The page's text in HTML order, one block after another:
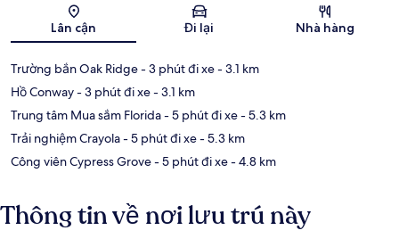
Bản đồ
Lân cận Đi lại Nhà hàng
Trường bắn Oak Ridge- 3 phút đi xe- 3.1 km
Hồ Conway- 3 phút đi xe- 3.1 km
Trung tâm Mua sắm Florida- 5 phút đi xe- 5.3 km
Trải nghiệm Crayola- 5 phút đi xe- 5.3 km
Công viên Cypress Grove- 5 phút đi xe- 4.8 km
Thông tin về nơi lưu trú này